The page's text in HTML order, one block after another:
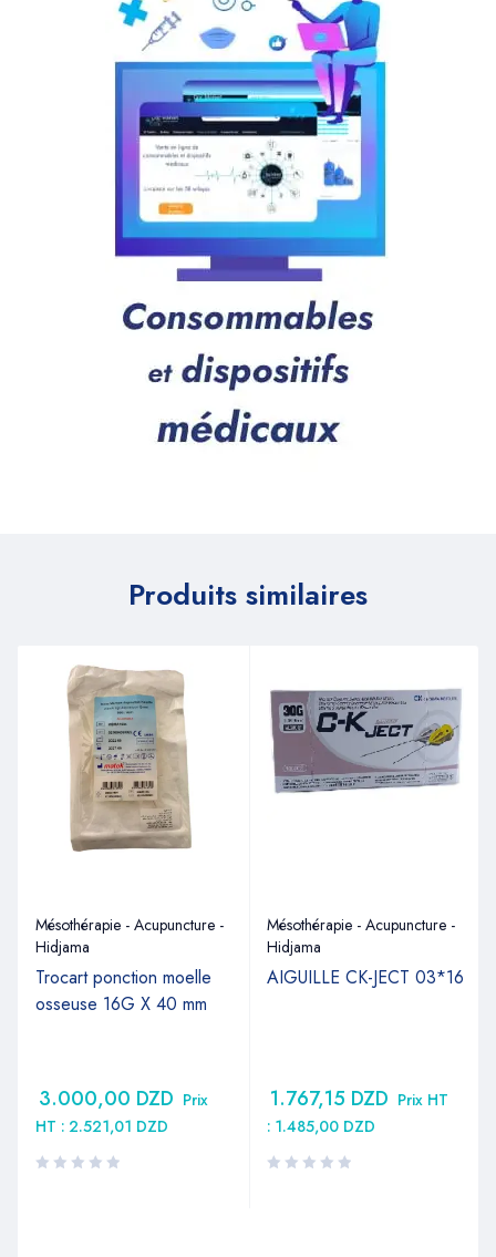
Produits similaires
Mésothérapie - Acupuncture -
Hidjama
Trocart ponction moelle
osseuse 16G X 40 mm
3.000,00 DZD Prix
HT : 2.521,01 DZD
Mésothérapie - Acupuncture -
Hidjama
AIGUILLE CK-JECT 03*16
1.767,15 DZD Prix HT
: 1.485,00 DZD